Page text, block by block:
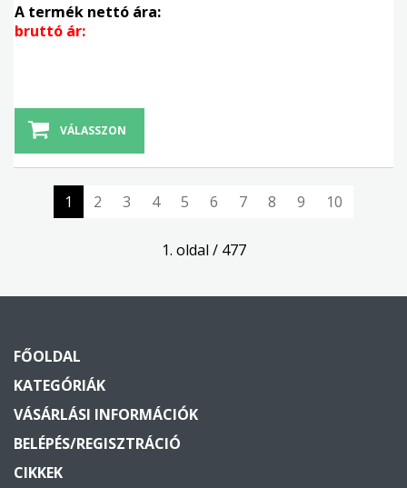
A termék nettó ára:
bruttó ár:
VÁLASSZON
1 2 3 4 5 6 7 8 9 10
1. oldal / 477
FŐOLDAL
KATEGÓRIÁK
VÁSÁRLÁSI INFORMÁCIÓK
BELÉPÉS/REGISZTRÁCIÓ
CIKKEK